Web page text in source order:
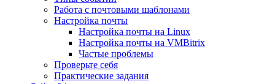
Работа с почтовыми шаблонами
Настройка почты
Настройка почты на Linux
Настройка почты на VMBitrix
Частые проблемы
Проверьте себя
Практические задания